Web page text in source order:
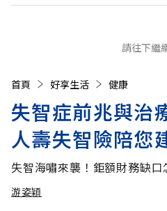
請往下繼
首頁 好享生活 健康
失智症前兆與治
人壽失智險陪您
失智海嘯來襲！鉅額財務缺口
游姿穎